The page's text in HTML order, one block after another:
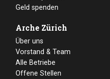
Geld spenden
Arche Zürich
Über uns
Vorstand & Team
Alle Betriebe
Offene Stellen